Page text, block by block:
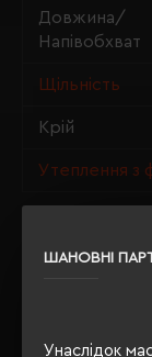
ШАНОВНІ
Унаслідок
Довжина/
Напівобхват
Щільність
Крій
Утеплення з
ОПИС